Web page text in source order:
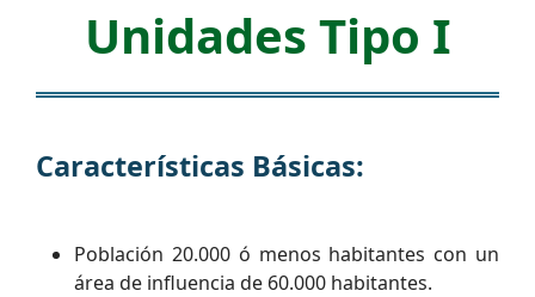
Unidades Tipo I
Características Básicas:
Población 20.000 ó menos habitantes con un
área de influencia de 60.000 habitantes.